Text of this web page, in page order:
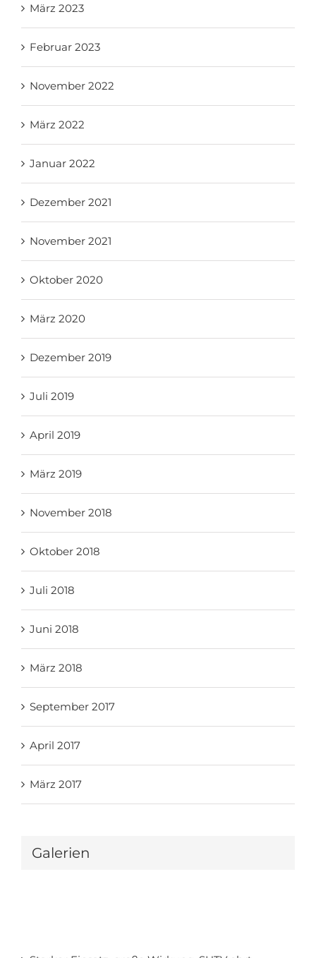
März 2023
Februar 2023
November 2022
März 2022
Januar 2022
Dezember 2021
November 2021
Oktober 2020
März 2020
Dezember 2019
Juli 2019
April 2019
März 2019
November 2018
Oktober 2018
Juli 2018
Juni 2018
März 2018
September 2017
April 2017
März 2017
Galerien